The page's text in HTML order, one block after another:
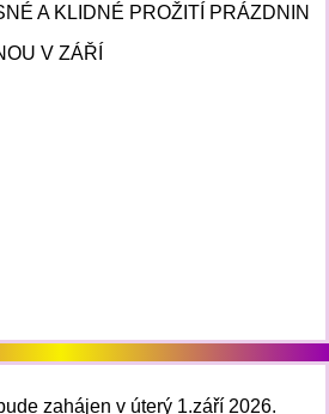
A KLIDNÉ PROŽITÍ PRÁZDNIN
V ZÁŘÍ
zahájen v úterý 1.září 2026.